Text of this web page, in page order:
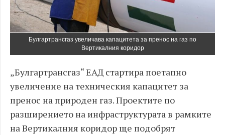
Булгартрансгаз увеличава капацитета за пренос на газ по
Вертикалния коридор
„Булгартрансгаз“ ЕАД стартира поетапно
увеличение на техническия капацитет за
пренос на природен газ. Проектите по
разширението на инфраструктурата в рамките
на Вертикалния коридор ще подобрят